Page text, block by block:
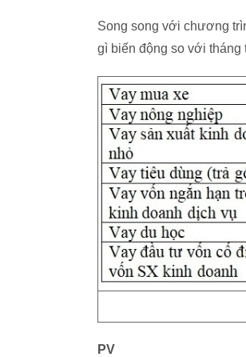
Song song với chương
gì biến động so với
PV